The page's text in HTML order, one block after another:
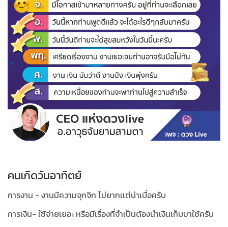
คนเกิดวันอาทิตย์
การงาน - งานมีความจุกจิก ไม่ยากเเต่น่าเบื่อครับ
การเงิน- ใช้จ่ายเยอะ หรือมีเรื่องที่จำเป็นต้องนำเงินเก็บมาใช้ครับ